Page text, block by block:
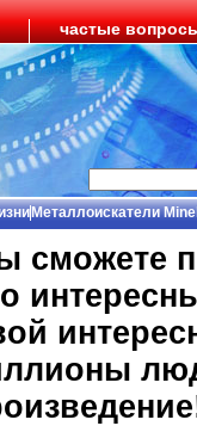
частые
Металлоискатели
сможете